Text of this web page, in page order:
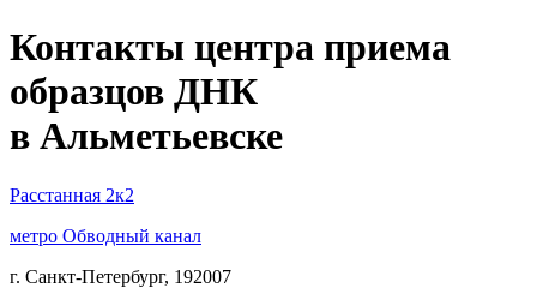
Контакты центра приема
образцов ДНК
в Альметьевске
Расстанная 2к2
метро Обводный канал
г. Санкт-Петербург, 192007